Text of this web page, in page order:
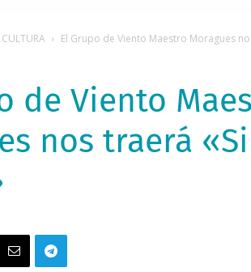
CULTURA El Grupo de Viento Maestro Moragues
de Viento
nos traerá